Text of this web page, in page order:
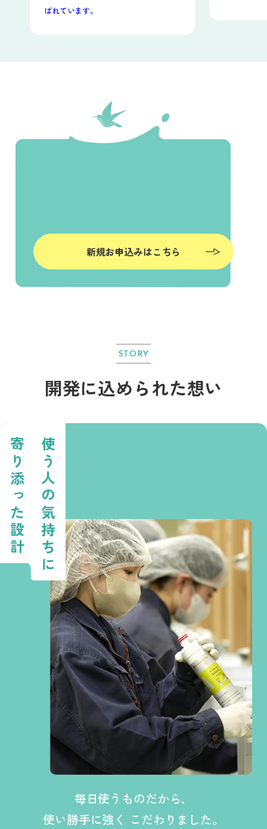
ばれています。
新規お申込みはこちら
STORY
開発に込められた想い
使う人の気持ちに
寄り添った設計
毎日使うものだから、
使い勝手に強く こだわりました。